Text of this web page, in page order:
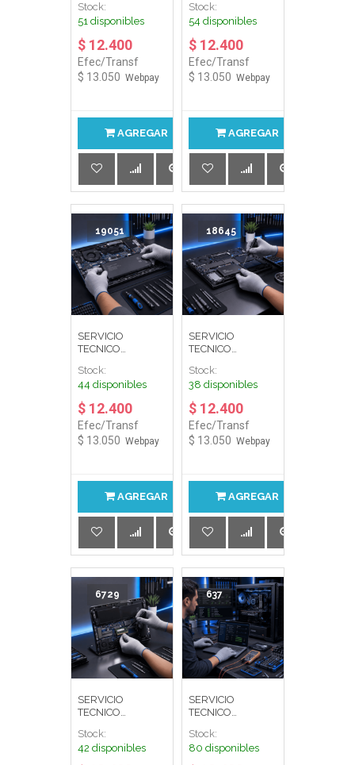
IMPRESORA
Stock:
51 disponibles
$ 12.400
Efec/Transf
$ 13.050 Webpay
AGREGAR
CONFIG. TARJ.
RED PC
ESCRITORIO
Stock:
54 disponibles
$ 12.400
Efec/Transf
$ 13.050 Webpay
AGREGAR
19051
SERVICIO
TECNICO
BATERIA INTER.
NTBK (M.O)
Stock:
44 disponibles
$ 12.400
Efec/Transf
$ 13.050 Webpay
AGREGAR
18645
SERVICIO
TECNICO
DISCO DURO
NTBK (M.O)
Stock:
38 disponibles
$ 12.400
Efec/Transf
$ 13.050 Webpay
AGREGAR
6729
SERVICIO
TECNICO
MEMORIA RAM
NTBK (M.O)
Stock:
42 disponibles
637
SERVICIO
TECNICO
PC/NTBK
Stock:
80 disponibles